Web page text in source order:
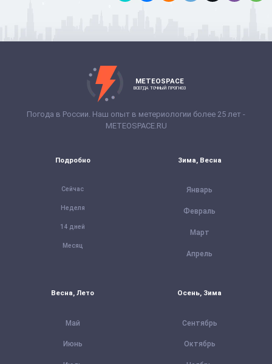
METEOSPACE
ВСЕГДА ТОЧНЫЙ ПРОГНОЗ
Погода в России. Наш опыт в метериологии более 25 лет -
METEOSPACE.RU
Подробно
Сейчас
Неделя
14 дней
Месяц
Зима, Весна
Январь
Февраль
Март
Апрель
Весна, Лето
Май
Июнь
Осень, Зима
Сентябрь
Октябрь